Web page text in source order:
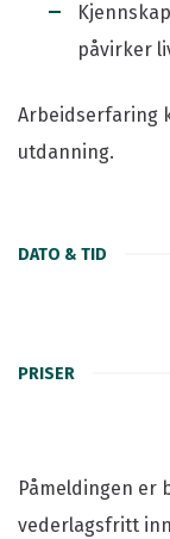
påvirker
Arbeidserfaring
utdanning.
DATO & TID
PRISER
Påmeldingen er
vederlagsfritt